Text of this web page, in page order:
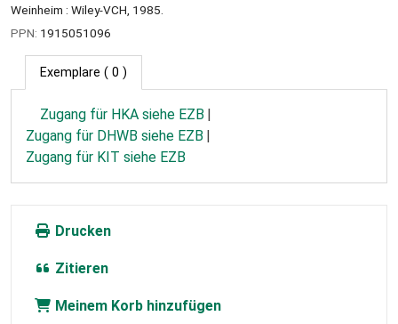
Weinheim : Wiley-VCH, 1985.
PPN: 1915051096
Exemplare ( 0 )
Zugang für HKA siehe EZB
Zugang für DHWB siehe EZB
Zugang für KIT siehe EZB
Drucken
Zitieren
Meinem Korb hinzufügen